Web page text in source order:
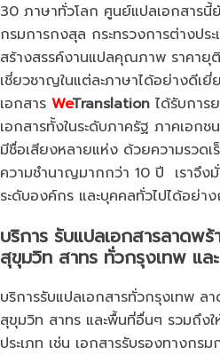
30 ภาษาทั่วโลก ศูนย์แปลเอกสารนี้
กรมการกงสุล กระทรวงการต่างป
สร้างสรรค์งานแปลคุณภาพ ราคายุ
เชี่ยวชาญในแต่ละภาษาได้อย่างดีเ
เอกสาร WeTranslation ได้รับการ
เอกสารทั้งในระดับภาครัฐ ภาคเอ
มีชื่อเสียงหลายแห่ง ด้วยความรว
ความชำนาญมากกว่า 10 ปี เราจึง
ระดับองค์กร และบุคคลทั่วไปได้อย่า
บริการ รับแปลเอกสารลาดพร้
สุขุมวิท สาทร ทั่วกรุงเทพ แ
บริการรับแปลเอกสารทั่วกรุงเทพ ล
สุขุมวิท สาทร และพื้นที่อื่นๆ รวมถึงใ
ประเภท เช่น เอกสารรับรองทางกร